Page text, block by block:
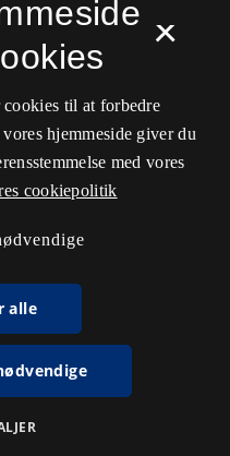
×
cookies til at forbedre
hjemmeside giver du
med vores
cookiepolitik
alle